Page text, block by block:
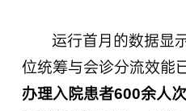
运行首月的数据显
位统筹与会诊分流效能
办理入院患者600余人